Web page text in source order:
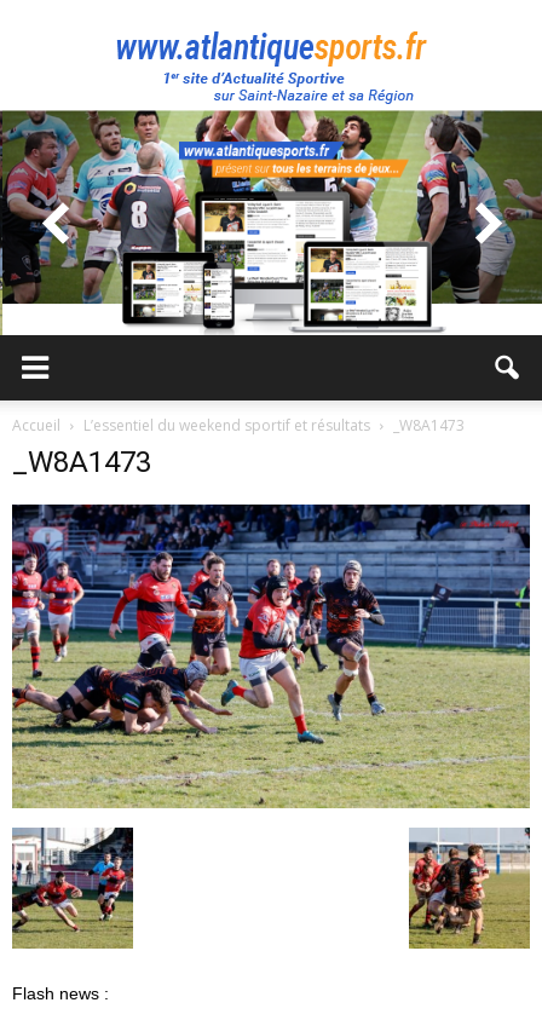
Atlantique
Sport
Accueil L’essentiel du weekend sportif et résultats _W8A1473
_W8A1473
Flash news :